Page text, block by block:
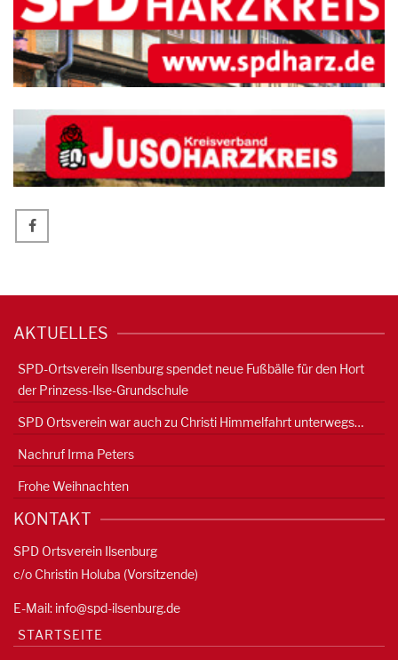
AKTUELLES
SPD-Ortsverein Ilsenburg spendet neue Fußbälle für den Hort
der Prinzess-Ilse-Grundschule
SPD Ortsverein war auch zu Christi Himmelfahrt unterwegs…
Nachruf Irma Peters
Frohe Weihnachten
KONTAKT
SPD Ortsverein Ilsenburg
c/o Christin Holuba (Vorsitzende)
E-Mail: info@spd-ilsenburg.de
STARTSEITE